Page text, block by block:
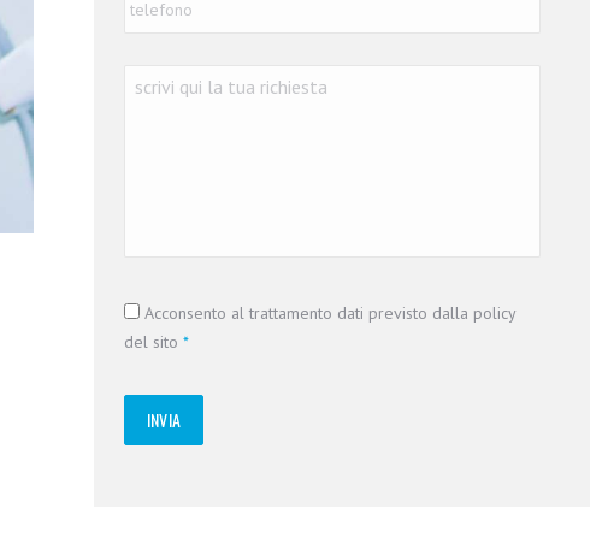
Richiesta *
Consenso
Acconsento al trattamento dati previsto dalla policy
del sito *